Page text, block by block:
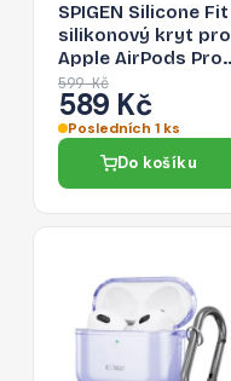
SPIGEN Silicone Fit
silikonový kryt pro
Apple AirPods Pro
1/2, černý
599 Kč
589 Kč
Posledních 1 ks
Do košíku